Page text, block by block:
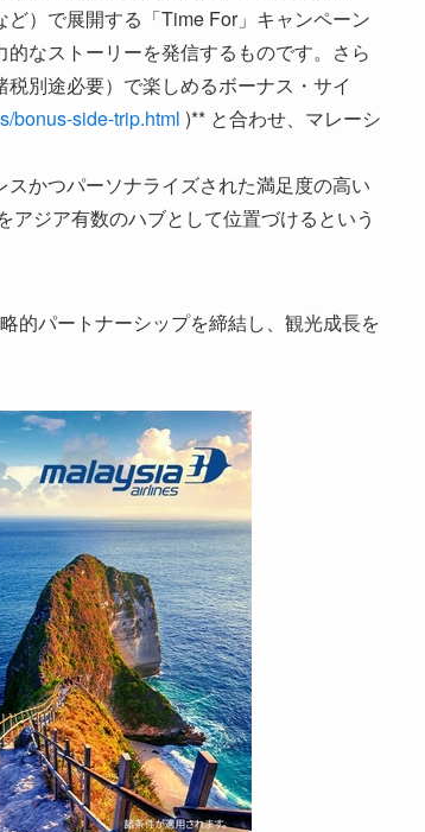
）で展開する「Time For」キャンペーン
なストーリーを発信するものです。さら
別途必要）で楽しめるボーナス・サイ
bonus-side-trip.html )** と合わせ、マレーシ
かつパーソナライズされた満足度の高い
ジア有数のハブとして位置づけるという
的パートナーシップを締結し、観光成長を